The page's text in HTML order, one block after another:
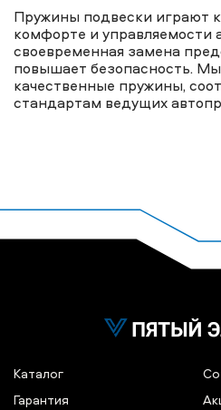
Пружины подвески играют
комфорте и управляемости
своевременная замена
повышает безопасность.
качественные пружины,
стандартам ведущих
Каталог
Гарантия